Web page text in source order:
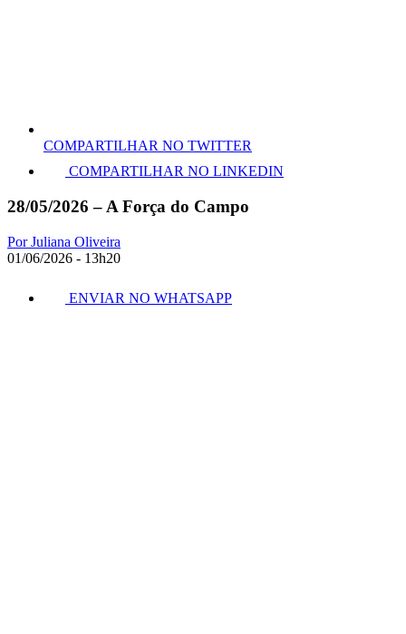
COMPARTILHAR NO TWITTER
COMPARTILHAR NO LINKEDIN
28/05/2026 – A Força do Campo
Por Juliana Oliveira
01/06/2026 - 13h20
ENVIAR NO WHATSAPP